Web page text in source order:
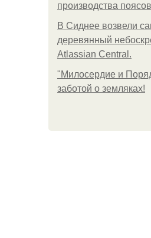
производства
В Сиднее возвели
деревянный
Atlassian Central.
"Милосердие и
заботой о земляках!